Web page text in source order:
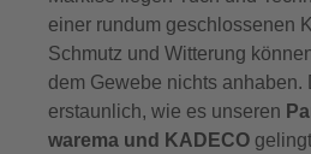
einer rundum geschlossenen
Schmutz und Witterung
dem Gewebe nichts anhaben.
erstaunlich, wie es unseren
warema und KADECO